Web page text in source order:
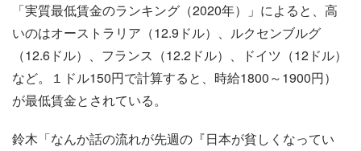
「実質最低賃金のランキング（2020年）」によると、高
いのはオーストラリア（12.9ドル）、ルクセンブルグ
（12.6ドル）、フランス（12.2ドル）、ドイツ（12ドル）
など。１ドル150円で計算すると、時給1800～1900円）
が最低賃金とされている。
鈴木「なんか話の流れが先週の『日本が貧しくなってい